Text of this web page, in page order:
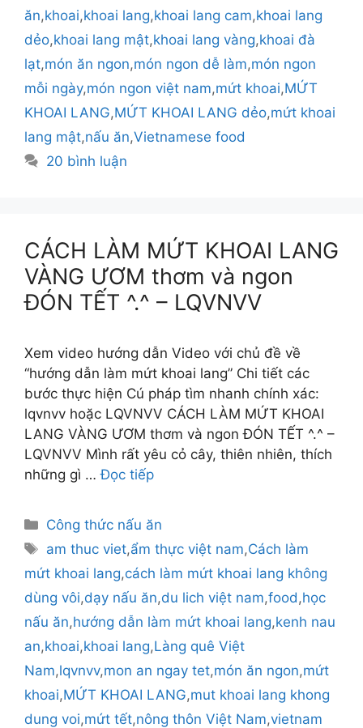
ăn,khoai,khoai lang,khoai lang cam,khoai lang
dẻo,khoai lang mật,khoai lang vàng,khoai đà
lạt,món ăn ngon,món ngon dễ làm,món ngon
mỗi ngày,món ngon việt nam,mứt khoai,MỨT
KHOAI LANG,MỨT KHOAI LANG dẻo,mứt khoai
lang mật,nấu ăn,Vietnamese food
20 bình luận
CÁCH LÀM MỨT KHOAI LANG
VÀNG ƯƠM thơm và ngon
ĐÓN TẾT ^.^ – LQVNVV
Xem video hướng dẫn Video với chủ đề về
“hướng dẫn làm mứt khoai lang” Chi tiết các
bước thực hiện Cú pháp tìm nhanh chính xác:
lqvnvv hoặc LQVNVV CÁCH LÀM MỨT KHOAI
LANG VÀNG ƯƠM thơm và ngon ĐÓN TẾT ^.^ –
LQVNVV Mình rất yêu cỏ cây, thiên nhiên, thích
những gì …Đọc tiếp
Danh
mục
Công thức nấu ăn
Thẻ
am thuc viet,ẩm thực việt nam,Cách làm
mứt khoai lang,cách làm mứt khoai lang không
dùng vôi,dạy nấu ăn,du lich việt nam,food,học
nấu ăn,hướng dẫn làm mứt khoai lang,kenh nau
an,khoai,khoai lang,Làng quê Việt
Nam,lqvnvv,mon an ngay tet,món ăn ngon,mứt
khoai,MỨT KHOAI LANG,mut khoai lang khong
dung voi,mứt tết,nông thôn Việt Nam,vietnam